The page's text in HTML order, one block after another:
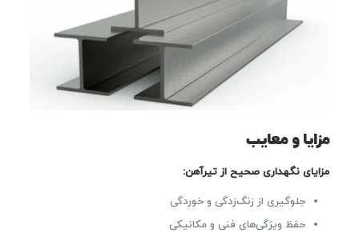
مزایا و معایب
مزایای نگهداری صحیح از تیرآهن:
جلوگیری از زنگ‌زدگی و خوردگی
حفظ ویژگی‌های فنی و مکانیکی